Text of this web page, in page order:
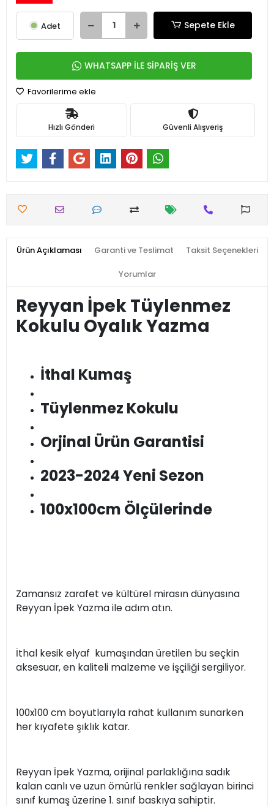
Adet Sepete Ekle
WHATSAPP İLE SİPARİŞ VER
Favorilerime ekle
Hızlı Gönderi Güvenli Alışveriş
Ürün Açıklaması Garanti ve Teslimat Taksit Seçenekleri
Yorumlar
Reyyan İpek Tüylenmez
Kokulu Oyalık Yazma
İthal Kumaş
Tüylenmez Kokulu
Orjinal Ürün Garantisi
2023-2024 Yeni Sezon
100x100cm Ölçülerinde
Zamansız zarafet ve kültürel mirasın dünyasına
Reyyan İpek Yazma ile adım atın.
İthal kesik elyaf kumaşından üretilen bu seçkin
aksesuar, en kaliteli malzeme ve işçiliği sergiliyor.
100x100 cm boyutlarıyla rahat kullanım sunarken
her kıyafete şıklık katar.
Reyyan İpek Yazma, orijinal parlaklığına sadık
kalan canlı ve uzun ömürlü renkler sağlayan birinci
sınıf kumaş üzerine 1. sınıf baskıya sahiptir.